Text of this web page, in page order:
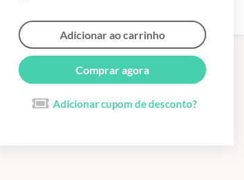
Adicionar ao carrinho
Comprar agora
Adicionar cupom de desconto?